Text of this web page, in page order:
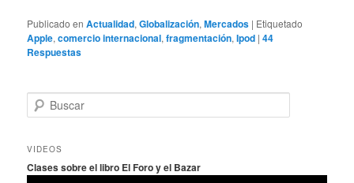
Publicado en Actualidad,Globalización,Mercados | Etiquetado
Apple,comercio internacional,fragmentación,Ipod |44
Respuestas
u
c
r
VIDEOS
Clases sobre el libro El Foro y el Bazar